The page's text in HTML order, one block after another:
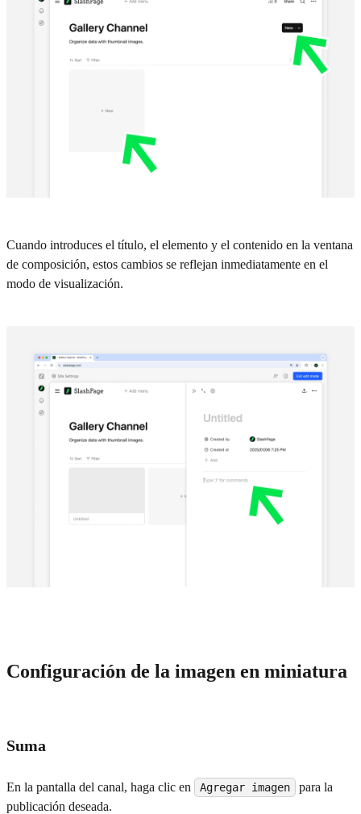
Cuando introduces el título, el elemento y el contenido en la ventana
de composición, estos cambios se reflejan inmediatamente en el
modo de visualización.
Configuración de la imagen en miniatura
Suma
En la pantalla del canal, haga clic en Agregar imagen
para la
publicación deseada.